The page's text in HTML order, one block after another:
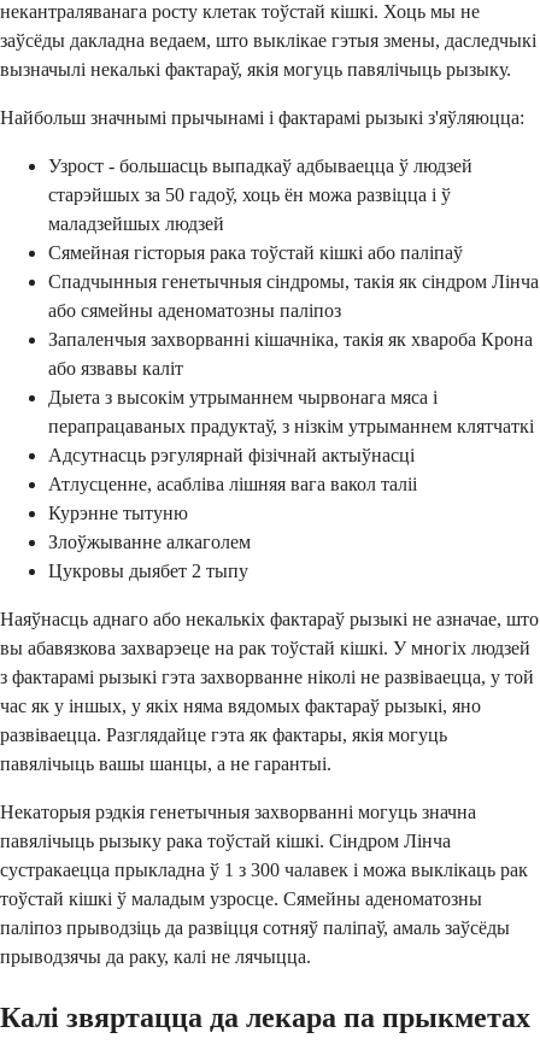
некантраляванага росту клетак тоўстай кішкі. Хоць мы не
заўсёды дакладна ведаем, што выклікае гэтыя змены, даследчыкі
вызначылі некалькі фактараў, якія могуць павялічыць рызыку.
Найбольш значнымі прычынамі і фактарамі рызыкі з'яўляюцца:
Узрост - большасць выпадкаў адбываецца ў людзей
старэйшых за 50 гадоў, хоць ён можа развіцца і ў
маладзейшых людзей
Сямейная гісторыя рака тоўстай кішкі або паліпаў
Спадчынныя генетычныя сіндромы, такія як сіндром Лінча
або сямейны аденоматозны паліпоз
Запаленчыя захворванні кішачніка, такія як хвароба Крона
або язвавы каліт
Дыета з высокім утрыманнем чырвонага мяса і
перапрацаваных прадуктаў, з нізкім утрыманнем клятчаткі
Адсутнасць рэгулярнай фізічнай актыўнасці
Атлусценне, асабліва лішняя вага вакол таліі
Курэнне тытуню
Злоўжыванне алкаголем
Цукровы дыябет 2 тыпу
Наяўнасць аднаго або некалькіх фактараў рызыкі не азначае, што
вы абавязкова захварэеце на рак тоўстай кішкі. У многіх людзей
з фактарамі рызыкі гэта захворванне ніколі не развіваецца, у той
час як у іншых, у якіх няма вядомых фактараў рызыкі, яно
развіваецца. Разглядайце гэта як фактары, якія могуць
павялічыць вашы шанцы, а не гарантыі.
Некаторыя рэдкія генетычныя захворванні могуць значна
павялічыць рызыку рака тоўстай кішкі. Сіндром Лінча
сустракаецца прыкладна ў 1 з 300 чалавек і можа выклікаць рак
тоўстай кішкі ў маладым узросце. Сямейны аденоматозны
паліпоз прыводзіць да развіцця сотняў паліпаў, амаль заўсёды
прыводзячы да раку, калі не лячыцца.
Калі звяртацца да лекара па прыкметах